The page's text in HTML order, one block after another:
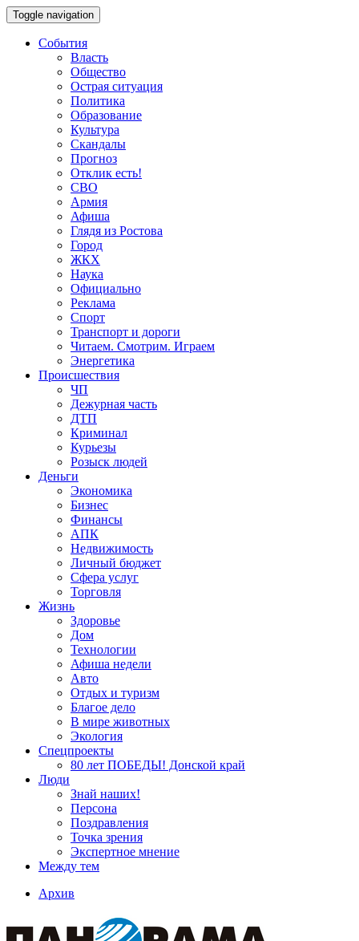
Toggle navigation
События
Власть
Общество
Острая ситуация
Политика
Образование
Культура
Скандалы
Прогноз
Отклик есть!
СВО
Армия
Афиша
Глядя из Ростова
Город
ЖКХ
Наука
Официально
Реклама
Спорт
Транспорт и дороги
Читаем. Смотрим. Играем
Энергетика
Происшествия
ЧП
Дежурная часть
ДТП
Криминал
Курьезы
Розыск людей
Деньги
Экономика
Бизнес
Финансы
АПК
Недвижимость
Личный бюджет
Сфера услуг
Торговля
Жизнь
Здоровье
Дом
Технологии
Афиша недели
Авто
Отдых и туризм
Благое дело
В мире животных
Экология
Спецпроекты
80 лет ПОБЕДЫ! Донской край
Люди
Знай наших!
Персона
Поздравления
Точка зрения
Экспертное мнение
Между тем
Архив